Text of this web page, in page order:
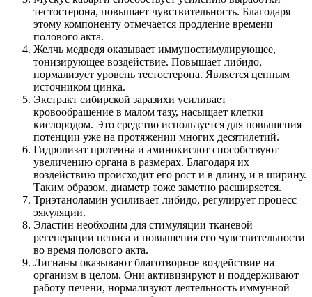
тестостерона, повышает чувствительность. Благодаря
этому компоненту отмечается продление времени
полового акта.
Желчь медведя оказывает иммуностимулирующее,
тонизирующее воздействие. Повышает либидо,
нормализует уровень тестостерона. Является ценным
источником цинка.
Экстракт сибирской заразихи усиливает
кровообращение в малом тазу, насыщает клетки
кислородом. Это средство используется для повышения
потенции уже на протяжении многих десятилетий.
Гидролизат протеина и аминокислот способствуют
увеличению органа в размерах. Благодаря их
воздействию происходит его рост и в длину, и в ширину.
Таким образом, диаметр тоже заметно расширяется.
Триэтаноламин усиливает либидо, регулирует процесс
эякуляции.
Эластин необходим для стимуляции тканевой
регенерации пениса и повышения его чувствительности
во время полового акта.
Лигнаны оказывают благотворное воздействие на
организм в целом. Они активизируют и поддерживают
работу печени, нормализуют деятельность иммунной